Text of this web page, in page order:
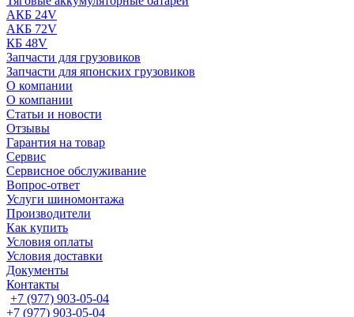
АКБ 24V
АКБ 72V
КБ 48V
Запчасти для грузовиков
Запчасти для японских грузовиков
О компании
О компании
Статьи и новости
Отзывы
Гарантия на товар
Сервис
Сервисное обслуживание
Вопрос-ответ
Услуги шиномонтажа
Производители
Как купить
Условия оплаты
Условия доставки
Документы
Контакты
+7 (977) 903-05-04
+7 (977) 903-05-04